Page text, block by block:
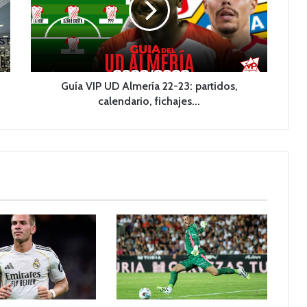
V
I
P
D
e
2
-
2
3
:
p
a
r
Guía VIP UD Almería 22-23: partidos,
calendario, fichajes...